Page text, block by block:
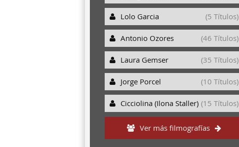
Lolo Garcia (5 Títulos)
Antonio Ozores (46 Títulos)
Laura Gemser (35 Títulos)
Jorge Porcel (10 Títulos)
Cicciolina (Ilona Staller) (15 Títulos)
Ver más filmografías